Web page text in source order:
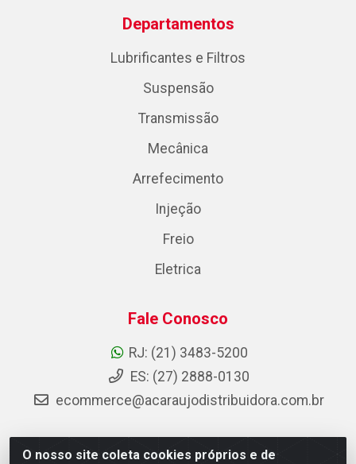
O nosso site coleta cookies próprios e de
Departamentos
Lubrificantes e Filtros
Suspensão
Transmissão
Mecânica
Arrefecimento
Injeção
Freio
Eletrica
Fale Conosco
RJ: (21) 3483-5200
ES: (27) 2888-0130
ecommerce@acaraujodistribuidora.com.br